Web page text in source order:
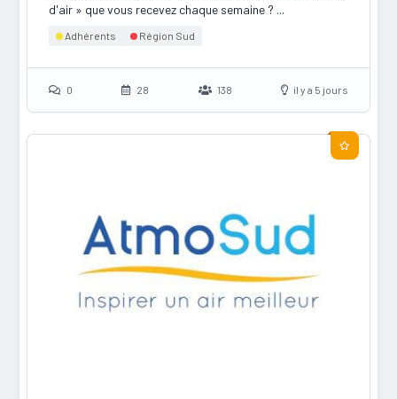
d'air » que vous recevez chaque semaine ? ...
Adhérents Région Sud
0 28 138 il y a 5 jours